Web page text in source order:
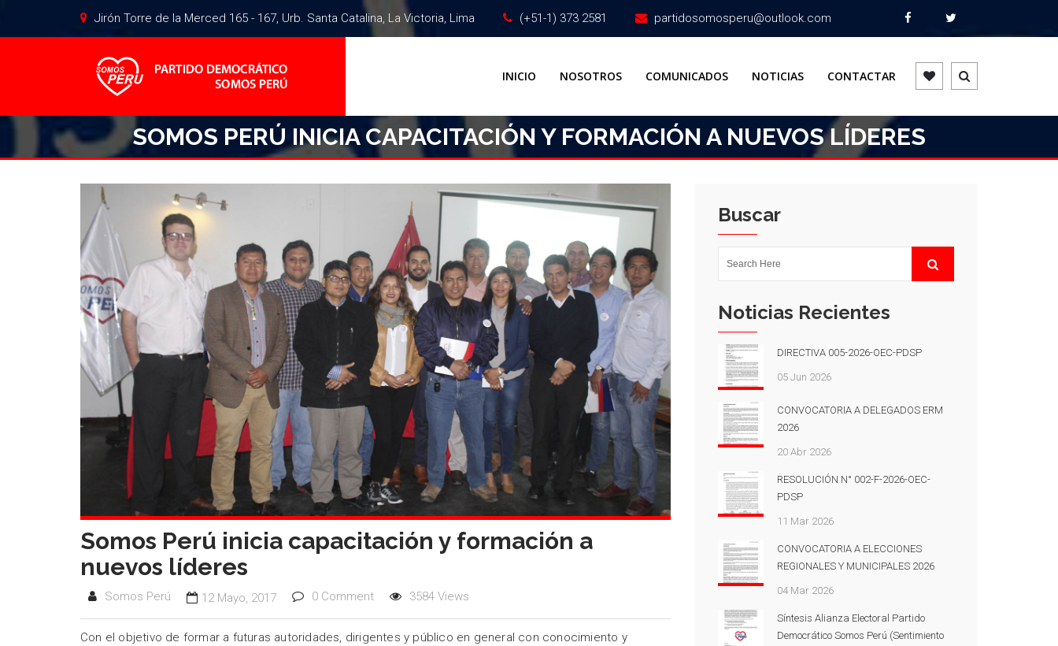
Jirón Torre de la Merced 165 - 167, Urb. Santa Catalina, La Victoria, Lima (+51-1) 373 2581 partidosomosperu@outlook.com
INICIO NOSOTROS COMUNICADOS NOTICIAS CONTACTAR
SOMOS PERÚ INICIA CAPACITACIÓN Y FORMACIÓN A NUEVOS LÍDERES
Somos Perú inicia capacitación y formación a
nuevos líderes
Somos Perú 12 Mayo, 2017 0 Comment 3584 Views
Con el objetivo de formar a futuras autoridades, dirigentes y público en general con conocimiento y
Buscar
Noticias Recientes
DIRECTIVA 005-2026-OEC-PDSP
05 Jun 2026
CONVOCATORIA A DELEGADOS ERM
2026
20 Abr 2026
RESOLUCIÓN N° 002-F-2026-OEC-
PDSP
11 Mar 2026
CONVOCATORIA A ELECCIONES
REGIONALES Y MUNICIPALES 2026
04 Mar 2026
Síntesis Alianza Electoral Partido
Democrático Somos Perú (Sentimiento